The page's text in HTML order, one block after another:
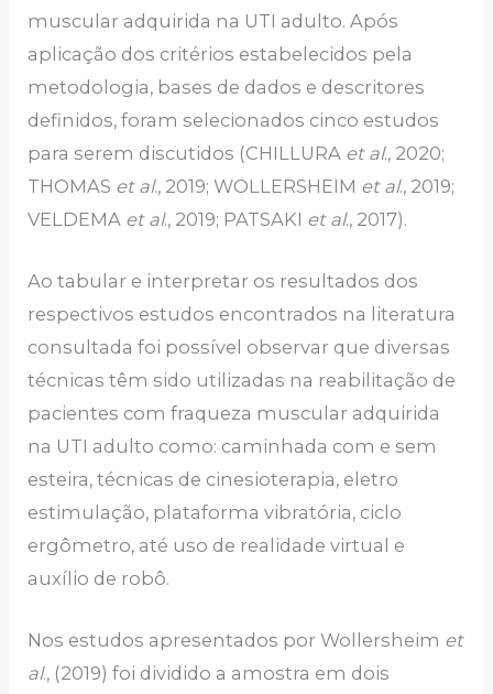
muscular adquirida na UTI adulto. Após
aplicação dos critérios estabelecidos pela
metodologia, bases de dados e descritores
definidos, foram selecionados cinco estudos
para serem discutidos (CHILLURA et al., 2020;
THOMAS et al., 2019; WOLLERSHEIM et al., 2019;
VELDEMA et al., 2019; PATSAKI et al., 2017).
Ao tabular e interpretar os resultados dos
respectivos estudos encontrados na literatura
consultada foi possível observar que diversas
técnicas têm sido utilizadas na reabilitação de
pacientes com fraqueza muscular adquirida
na UTI adulto como: caminhada com e sem
esteira, técnicas de cinesioterapia, eletro
estimulação, plataforma vibratória, ciclo
ergômetro, até uso de realidade virtual e
auxílio de robô.
Nos estudos apresentados por Wollersheim et
al., (2019) foi dividido a amostra em dois